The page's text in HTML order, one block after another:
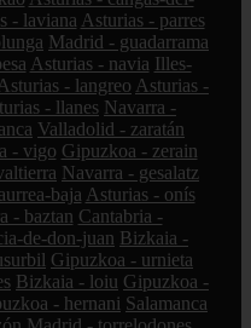
- laviana Asturias - parres
Madrid - guadarrama
Asturias - navia Illes-
Asturias - langreo Asturias -
- llanes Navarra -
Valladolid - zaratán
- vigo Gipuzkoa - zerain
Navarra - gesalatz
baja Asturias - onís
- baztan Cantabria -
de-don-juan Bizkaia -
Gipuzkoa - urnieta
Bizkaia - loiu Gipuzkoa -
- hernani Salamanca